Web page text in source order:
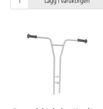
Taxi, 75624 sophämtningscykel
Lägg i varukorgen